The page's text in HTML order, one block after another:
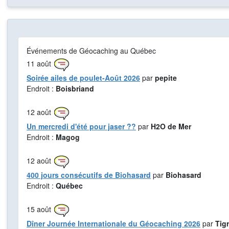
Événements de Géocaching au Québec
11 août
Soirée ailes de poulet-Août 2026 par pepite
Endroit : Boisbriand
12 août
Un mercredi d'été pour jaser ?? par H2O de Mer
Endroit : Magog
12 août
400 jours consécutifs de Biohasard par Biohasard
Endroit : Québec
15 août
Dîner Journée Internationale du Géocaching 2026 par